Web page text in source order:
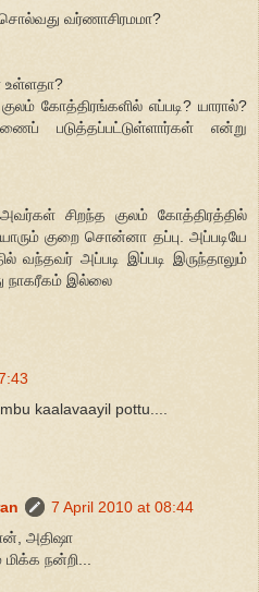
வர்ணாசிரமமா?
உள்ள‌தா?
கோத்திரங்களில் எப்படி? யாரால்?
படுத்தப்பட்டுள்ளார்கள் என்று
அவர்கள் சிறந்த குலம் கோத்திரத்தில்
குறை சொன்னா தப்பு. அப்படியே
வந்தவர் அப்படி இப்படி இருந்தாலும்
நாகரீகம் இல்லை
kaalavaayil pottu....
7 April 2010 at 08:44
அதிஷா
நன்றி...